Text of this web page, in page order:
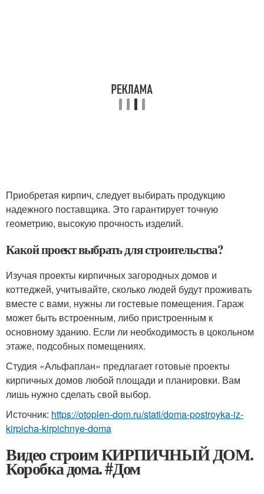
Приобретая кирпич, следует выбирать продукцию
надежного поставщика. Это гарантирует точную
геометрию, высокую прочность изделий.
Какой проект выбрать для строительства?
Изучая проекты кирпичных загородных домов и
коттеджей, учитывайте, сколько людей будут проживать
вместе с вами, нужны ли гостевые помещения. Гараж
может быть встроенным, либо пристроенным к
основному зданию. Если ли необходимость в цокольном
этаже, подсобных помещениях.
Студия «Альфаплан» предлагает готовые проекты
кирпичных домов любой площади и планировки. Вам
лишь нужно сделать свой выбор.
Источник: https://otoplen-dom.ru/stati/doma-postroyka-iz-
kirpicha-kirpichnye-doma
Видео строим КИРПИЧНЫЙ ДОМ.
Коробка дома. #Дом